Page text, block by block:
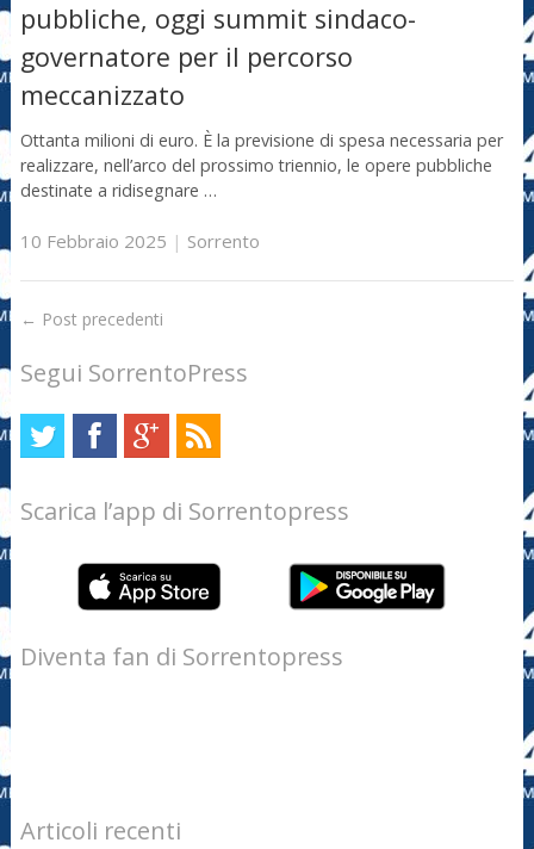
pubbliche, oggi summit sindaco-
governatore per il percorso
meccanizzato
Ottanta milioni di euro. È la previsione di spesa necessaria per
realizzare, nell’arco del prossimo triennio, le opere pubbliche
destinate a ridisegnare …
10 Febbraio 2025 | Sorrento
← Post precedenti
Segui SorrentoPress
Scarica l’app di Sorrentopress
Diventa fan di Sorrentopress
Articoli recenti